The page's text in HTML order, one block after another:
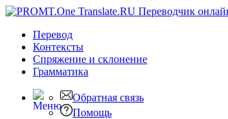
Перевод
Контексты
Спряжение и склонение
Грамматика
Обратная связь
Помощь